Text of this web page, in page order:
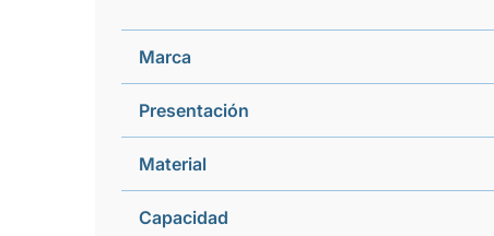
Marca
Presentación
Material
Capacidad